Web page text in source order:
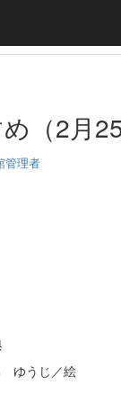
（2月
管理者
ゆうじ／絵